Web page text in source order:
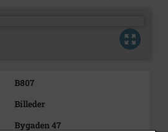
B807
Billeder
Bygaden 47